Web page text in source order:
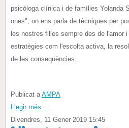
psicóloga clínica i de famílies Yolanda
ones", on ens parla de tècniques per
les nostres filles sempre des de l'amor
estratègies com l'escolta activa, la
de les conseqüències...
Publicat a AMPA
Llegir més ...
Divendres, 11 Gener 2019 15:45